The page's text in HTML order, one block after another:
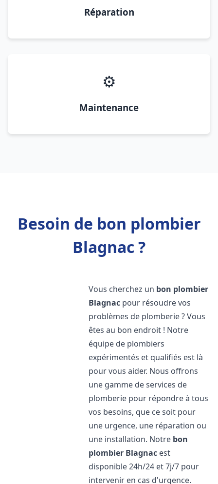
Réparation
⚙️
Maintenance
Besoin de bon plombier
Blagnac ?
Vous cherchez un bon plombier
Blagnac pour résoudre vos
problèmes de plomberie ? Vous
êtes au bon endroit ! Notre
équipe de plombiers
expérimentés et qualifiés est là
pour vous aider. Nous offrons
une gamme de services de
plomberie pour répondre à tous
vos besoins, que ce soit pour
une urgence, une réparation ou
une installation. Notre bon
plombier Blagnac est
disponible 24h/24 et 7j/7 pour
intervenir en cas d'urgence.